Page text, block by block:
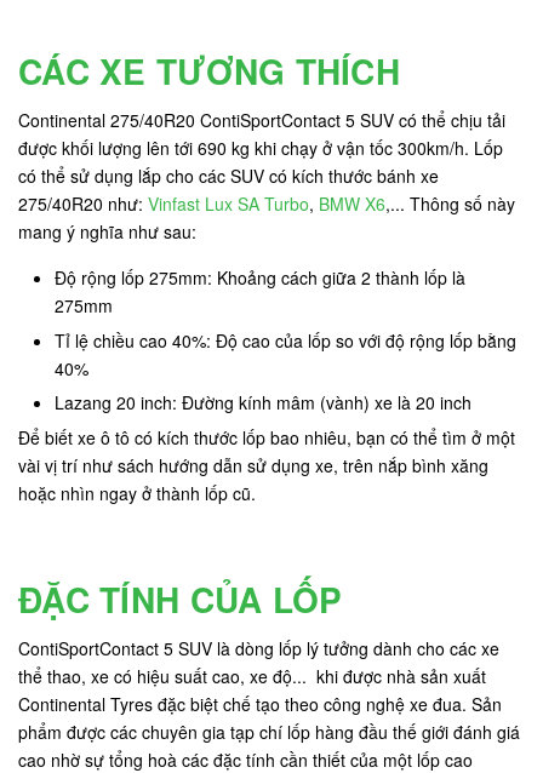
CÁC XE TƯƠNG THÍCH
Continental 275/40R20 ContiSportContact 5 SUV có thể chịu tải
được khối lượng lên tới 690 kg khi chạy ở vận tốc 300km/h. Lốp
có thể sử dụng lắp cho các SUV có kích thước bánh xe
275/40R20 như: Vinfast Lux SA Turbo, BMW X6,... Thông số này
mang ý nghĩa như sau:
Độ rộng lốp 275mm: Khoảng cách giữa 2 thành lốp là
275mm
Tỉ lệ chiều cao 40%: Độ cao của lốp so với độ rộng lốp bằng
40%
Lazang 20 inch: Đường kính mâm (vành) xe là 20 inch
Để biết xe ô tô có kích thước lốp bao nhiêu, bạn có thể tìm ở một
vài vị trí như sách hướng dẫn sử dụng xe, trên nắp bình xăng
hoặc nhìn ngay ở thành lốp cũ.
ĐẶC TÍNH CỦA LỐP
ContiSportContact 5 SUV là dòng lốp lý tưởng dành cho các xe
thể thao, xe có hiệu suất cao, xe độ... khi được nhà sản xuất
Continental Tyres đặc biệt chế tạo theo công nghệ xe đua. Sản
phẩm được các chuyên gia tạp chí lốp hàng đầu thế giới đánh giá
cao nhờ sự tổng hoà các đặc tính cần thiết của một lốp cao